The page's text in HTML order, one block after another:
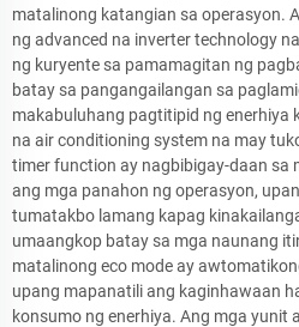
matalinong katangian sa operasyon.
ng advanced na inverter technology
ng kuryente sa pamamagitan ng
batay sa pangangailangan sa
makabuluhang pagtitipid ng enerhiya
na air conditioning system na may
timer function ay nagbibigay-daan sa
ang mga panahon ng operasyon,
tumatakbo lamang kapag
umaangkop batay sa mga naunang
matalinong eco mode ay
upang mapanatili ang kaginhawaan
konsumo ng enerhiya. Ang mga yunit